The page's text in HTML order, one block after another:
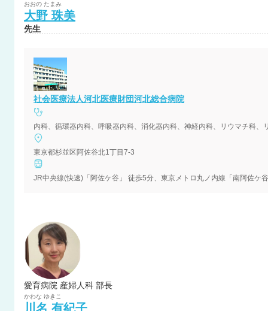
おおの たまみ
大野 珠美
先生
社会医療法人河北医療財団河北総合病院
東京都杉並区阿佐谷北1丁目7-3
JR中央線(快速)「阿佐ケ谷」 徒歩5分、東京メトロ丸ノ内線「南阿佐ケ
愛育病院 産婦人科 部長
かわな ゆきこ
川名 有紀子